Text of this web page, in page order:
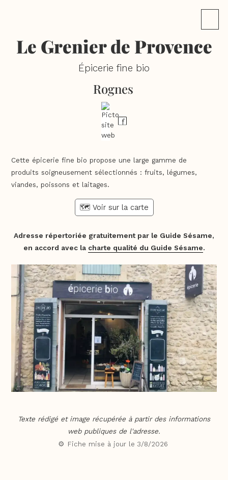
Le Grenier de Provence
Épicerie fine bio
Rognes
Cette épicerie fine bio propose une large gamme de
produits soigneusement sélectionnés : fruits, légumes,
viandes, poissons et laitages.
🗺️ Voir sur la carte
Adresse répertoriée gratuitement par le Guide Sésame,
en accord avec la charte qualité du Guide Sésame.
Texte rédigé et image récupérée à partir des informations
web publiques de l'adresse.
⚙️ Fiche mise à jour le 3/8/2026